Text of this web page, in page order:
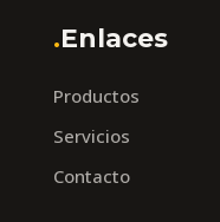
.Enlaces
Productos
Servicios
Contacto